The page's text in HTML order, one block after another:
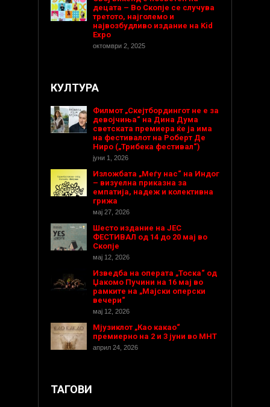
децата – Во Скопје се случува
третото, најголемо и
највозбудливо издание на Kid
Expo
октомври 2, 2025
КУЛТУРА
Филмот „Скејтбордингот не е за
девојчиња“ на Дина Дума
светската премиера ќе ја има
на фестивалот на Роберт Де
Ниро („Трибека фестивал“)
јуни 1, 2026
Изложбата „Меѓу нас“ на Индог
– визуелна приказна за
емпатија, надеж и колективна
грижа
мај 27, 2026
Шесто издание на ЈЕС
ФЕСТИВАЛ од 14 до 20 мај во
Скопје
мај 12, 2026
Изведба на операта „Тоска“ од
Џакомо Пучини на 16 мај во
рамките на „Мајски оперски
вечери“
мај 12, 2026
Мјузиклот „Као какао“
премиерно на 2 и 3 јуни во МНТ
април 24, 2026
ТАГОВИ